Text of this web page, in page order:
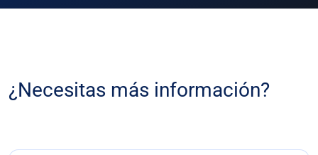
¿Necesitas más información?